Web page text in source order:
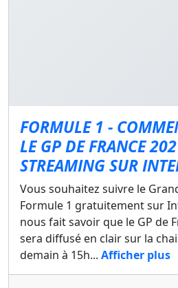
FORMULE 1 -
LE GP DE FRANCE
STREAMING SUR
Vous souhaitez suivre le
Formule 1 gratuitement sur
nous fait savoir que le GP de
sera diffusé en clair sur la
demain à 15h... Afficher plus